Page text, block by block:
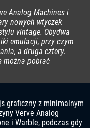
Analog Machines i
nowych wtyczek
vintage. Obydwa
emulacji, przy czym
a druga cztery.
można pobrać
graficzny z minimalnym
Verve Analog
i Warble, podczas gdy